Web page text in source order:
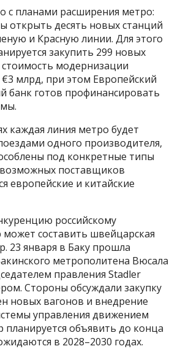
с планами расширения метро:
открыть десять новых станций
и Красную линии. Для этого
закупить 299 новых
модернизации
млрд, при этом Европейский
банк готов профинансировать
каждая линия метро будет
одного производителя,
под конкретные типы
поставщиков
европейские и китайские
российскому
составить швейцарская
23 января в Баку прошла
метрополитена Вюсала
правления Stadler
Стороны обсуждали закупку
новых вагонов и внедрение
управления движением
планируется объявить до конца
в 2028–2030 годах.